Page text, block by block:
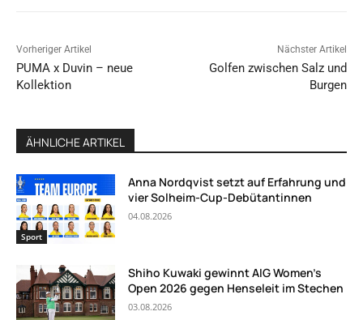
Vorheriger Artikel
PUMA x Duvin – neue
Kollektion
Nächster Artikel
Golfen zwischen Salz und
Burgen
ÄHNLICHE ARTIKEL
Sport
Anna Nordqvist setzt auf Erfahrung und
vier Solheim-Cup-Debütantinnen
04.08.2026
Shiho Kuwaki gewinnt AIG Women’s
Open 2026 gegen Henseleit im Stechen
03.08.2026